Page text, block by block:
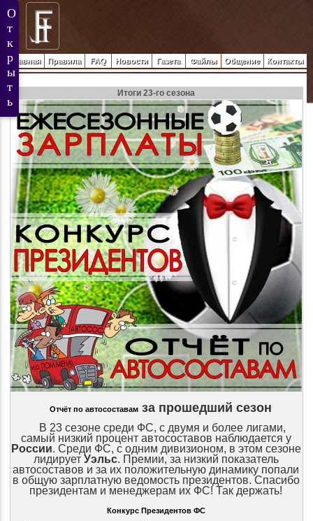
Главная Правила FAQ Новости Газета Файлы Общение Контакты
Итоги 23-го сезона
Отчёт по автосоставамза прошедший сезон
В 23 сезоне среди ФС, с двумя и более лигами,
самый низкий процент автосоставов наблюдается у
России. Среди ФС, с одним дивизионом, в этом сезоне
лидирует Уэльс. Премии, за низкий показатель
автосоставов и за их положительную динамику попали
в общую зарплатную ведомость президентов. Спасибо
президентам и менеджерам их ФС! Так держать!
Конкурс Президентов ФС